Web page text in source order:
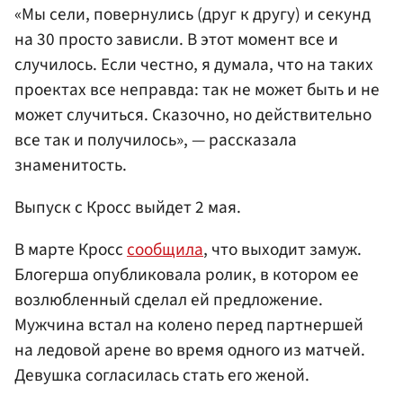
«Мы сели, повернулись (друг к другу) и секунд
на 30 просто зависли. В этот момент все и
случилось. Если честно, я думала, что на таких
проектах все неправда: так не может быть и не
может случиться. Сказочно, но действительно
все так и получилось», — рассказала
знаменитость.
Выпуск с Кросс выйдет 2 мая.
В марте Кросссообщила, что выходит замуж.
Блогерша опубликовала ролик, в котором ее
возлюбленный сделал ей предложение.
Мужчина встал на колено перед партнершей
на ледовой арене во время одного из матчей.
Девушка согласилась стать его женой.